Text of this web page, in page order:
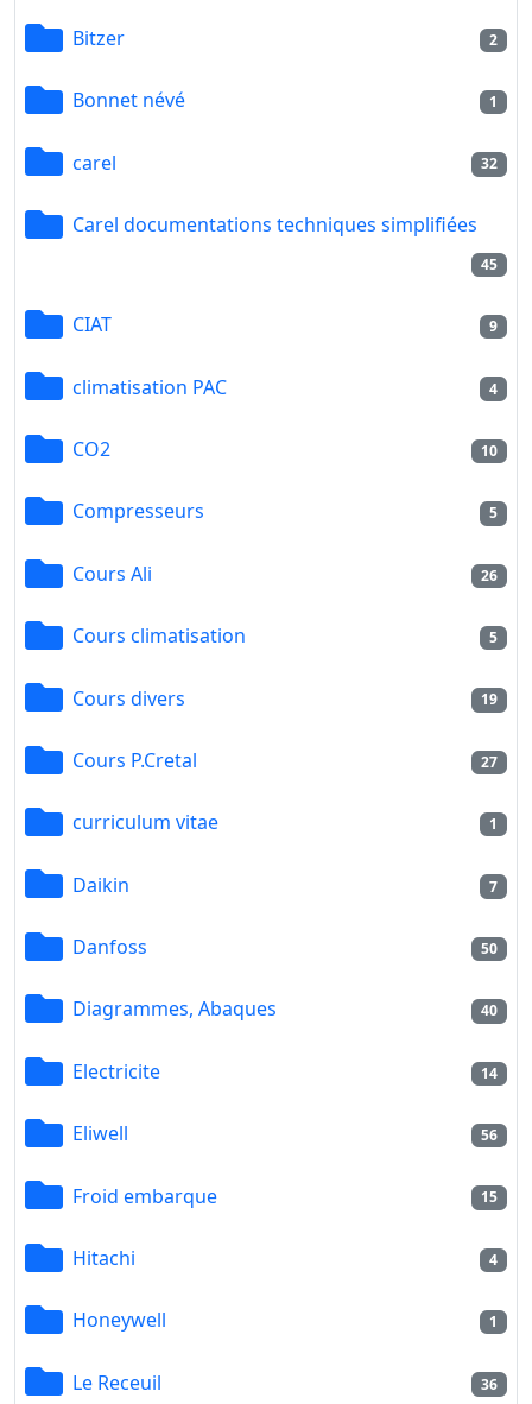
Bitzer 2
Bonnet névé 1
carel 32
Carel documentations techniques simplifiées
45
CIAT 9
climatisation PAC 4
CO2 10
Compresseurs 5
Cours Ali 26
Cours climatisation 5
Cours divers 19
Cours P.Cretal 27
curriculum vitae 1
Daikin 7
Danfoss 50
Diagrammes, Abaques 40
Electricite 14
Eliwell 56
Froid embarque 15
Hitachi 4
Honeywell 1
Le Receuil 36